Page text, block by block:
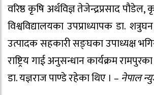
वरिष्ठ कृषि अर्थविज्ञ तेजेन्द्रप्रसाद पौडेल,
विश्वविद्यालयका उपप्राध्यापक डा.
उत्पादक सहकारी सङ्घका उपाध्यक्ष
राष्ट्रिय गाई अनुसन्धान कार्यक्रम
डा. यज्ञराज पाण्डे रहेका थिए । – नेपाल